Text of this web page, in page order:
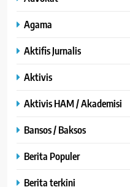
Agama
Aktifis Jurnalis
Aktivis
Aktivis HAM / Akademisi
Bansos / Baksos
Berita Populer
Berita terkini